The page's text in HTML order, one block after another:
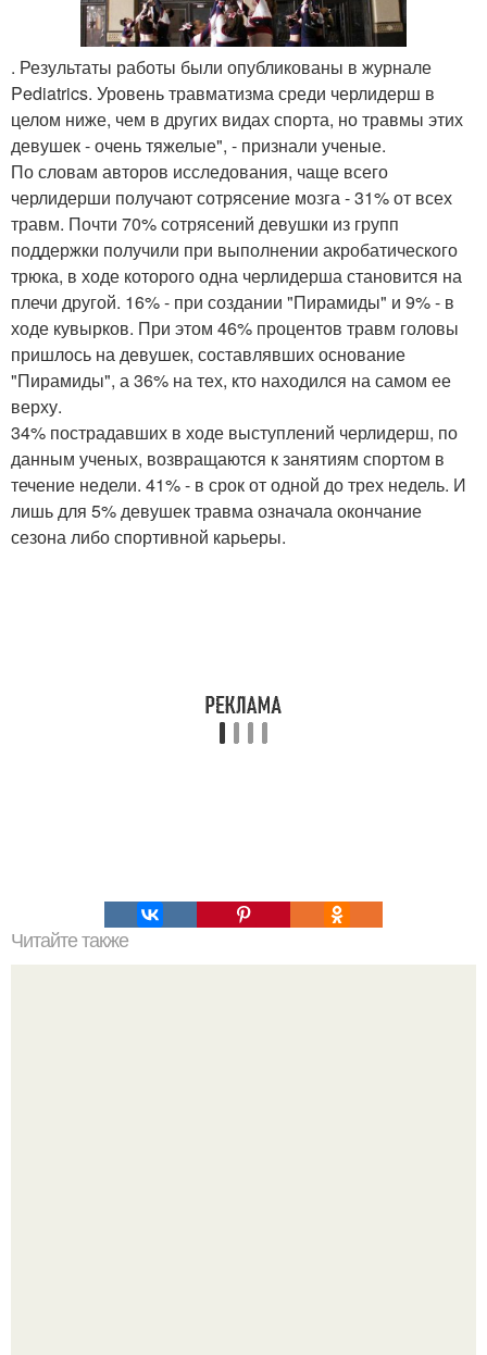
. Результаты работы были опубликованы в журнале
Pediatrics. Уровень травматизма среди черлидерш в
целом ниже, чем в других видах спорта, но травмы этих
девушек - очень тяжелые", - признали ученые.
По словам авторов исследования, чаще всего
черлидерши получают сотрясение мозга - 31% от всех
травм. Почти 70% сотрясений девушки из групп
поддержки получили при выполнении акробатического
трюка, в ходе которого одна черлидерша становится на
плечи другой. 16% - при создании "Пирамиды" и 9% - в
ходе кувырков. При этом 46% процентов травм головы
пришлось на девушек, составлявших основание
"Пирамиды", а 36% на тех, кто находился на самом ее
верху.
34% пострадавших в ходе выступлений черлидерш, по
данным ученых, возвращаются к занятиям спортом в
течение недели. 41% - в срок от одной до трех недель. И
лишь для 5% девушек травма означала окончание
сезона либо спортивной карьеры.
Читайте также